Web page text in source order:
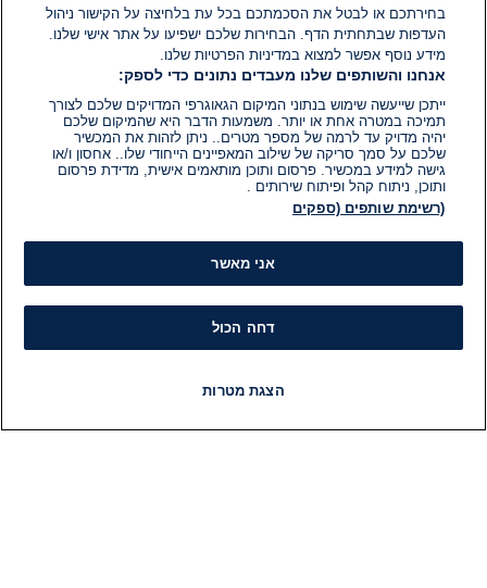
בחירתכם או לבטל את הסכמתכם בכל עת בלחיצה על הקישור ניהול
העדפות שבתחתית הדף. הבחירות שלכם ישפיעו על אתר אישי שלנו.
מידע נוסף אפשר למצוא במדיניות הפרטיות שלנו.
אנחנו והשותפים שלנו מעבדים נתונים כדי לספק:
ייתכן שייעשה שימוש בנתוני המיקום הגאוגרפי המדויקים שלכם לצורך
תמיכה במטרה אחת או יותר. משמעות הדבר היא שהמיקום שלכם
יהיה מדויק עד לרמה של מספר מטרים.. ניתן לזהות את המכשיר
שלכם על סמך סריקה של שילוב המאפיינים הייחודי שלו.. אחסון ו/או
גישה למידע במכשיר. פרסום ותוכן מותאמים אישית, מדידת פרסום
ותוכן, ניתוח קהל ופיתוח שירותים .
(רשימת שותפים (ספקים
אני מאשר
דחה הכול
הצגת מטרות